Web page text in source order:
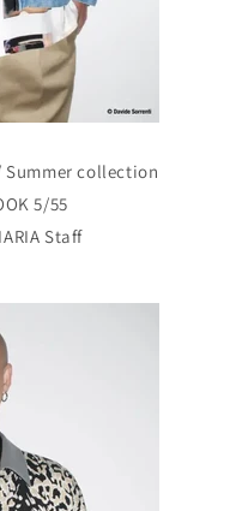
Summer collection
5/55
Staff